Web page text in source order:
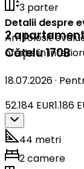
3 parter
Detalii despre
Am folosit
oferte în
2
Cățelu 170B
18.07.2026·
52.184 EUR1.186
44 metri
2 camere